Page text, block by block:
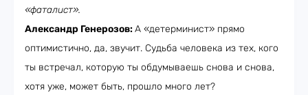
«фаталист».
Александр Генерозов:А «детерминист» прямо
оптимистично, да, звучит. Судьба человека из тех, кого
ты встречал, которую ты обдумываешь снова и снова,
хотя уже, может быть, прошло много лет?